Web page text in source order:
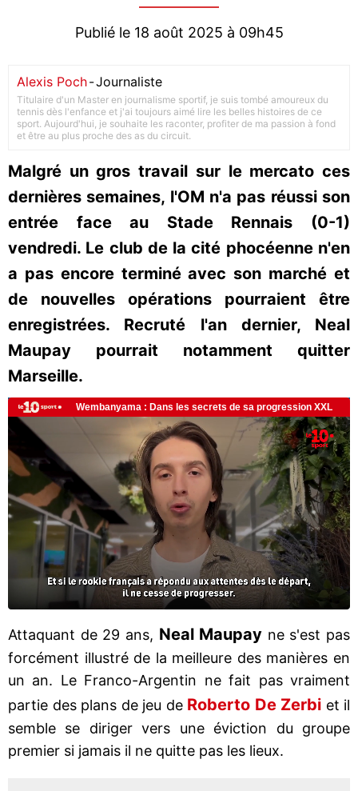
Publié le 18 août 2025 à 09h45
Alexis Poch-Journaliste
Titulaire d'un Master en journalisme sportif, je suis tombé amoureux du
tennis dès l'enfance et j'ai toujours aimé lire les belles histoires de ce
sport. Aujourd'hui, je souhaite les raconter, profiter de ma passion à fond
et être au plus proche des as du circuit.
Malgré un gros travail sur le mercato ces
dernières semaines, l'OM n'a pas réussi son
entrée face au Stade Rennais (0-1)
vendredi. Le club de la cité phocéenne n'en
a pas encore terminé avec son marché et
de nouvelles opérations pourraient être
enregistrées. Recruté l'an dernier, Neal
Maupay pourrait notamment quitter
Marseille.
Attaquant de 29 ans, Neal Maupay ne s'est pas
forcément illustré de la meilleure des manières en
un an. Le Franco-Argentin ne fait pas vraiment
partie des plans de jeu de Roberto De Zerbi et il
semble se diriger vers une éviction du groupe
premier si jamais il ne quitte pas les lieux.